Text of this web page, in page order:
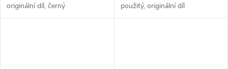
originální díl, černý
použitý, originální díl